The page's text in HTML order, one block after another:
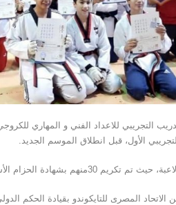
الأول، قبل انطلاق الموسم الجديد.
المصرى للتايكوندو بقيادة الحكم